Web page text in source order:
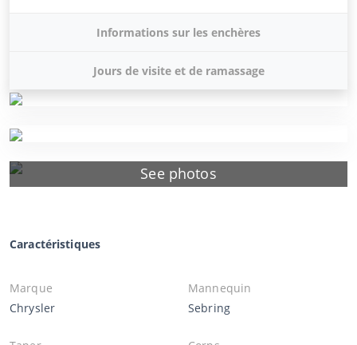
See photos
Informations sur les enchères
Jours de visite et de ramassage
Caractéristiques
Marque
Chrysler
Mannequin
Sebring